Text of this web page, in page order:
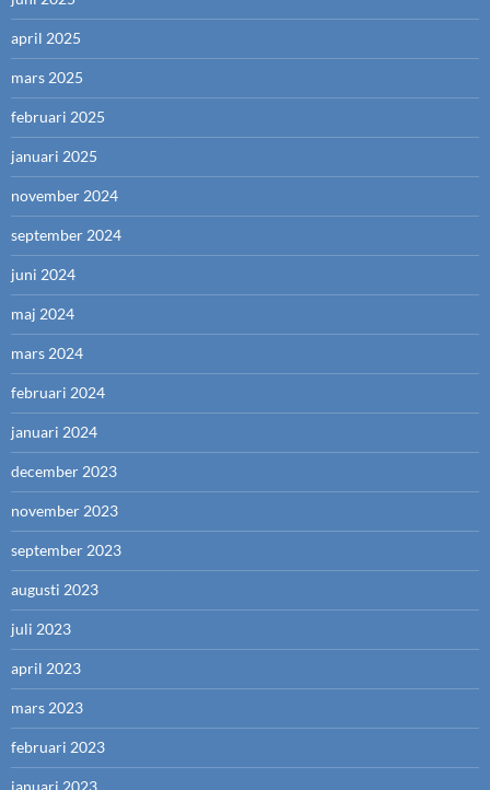
april 2025
mars 2025
februari 2025
januari 2025
november 2024
september 2024
juni 2024
maj 2024
mars 2024
februari 2024
januari 2024
december 2023
november 2023
september 2023
augusti 2023
juli 2023
april 2023
mars 2023
februari 2023
januari 2023